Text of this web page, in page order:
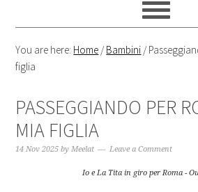
You are here: Home /Bambini /
figlia
PASSEGGIANDO PER
MIA FIGLIA
14 Nov 2025 byMeelat Leave a Comment
Io e La Tita in giro per Roma -